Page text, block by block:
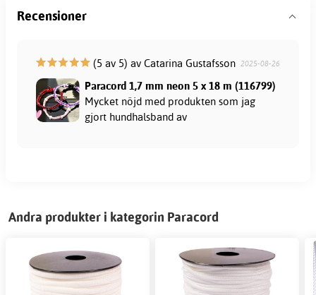
Recensioner
(5 av 5) av Catarina Gustafsson 2025-08-26
Paracord 1,7 mm neon 5 x 18 m (116799)
Mycket nöjd med produkten som jag
gjort hundhalsband av
Andra produkter i kategorin Paracord